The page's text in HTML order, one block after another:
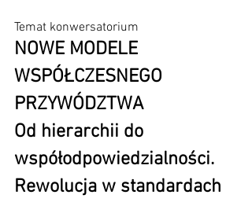
Temat konwersatorium
NOWE MODELE
WSPÓŁCZESNEGO
PRZYWÓDZTWA
Od hierarchii do
współodpowiedzialności.
Rewolucja w standardach